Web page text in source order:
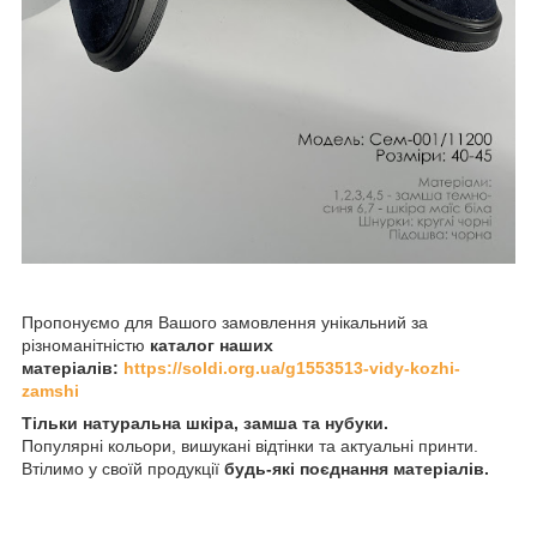
Пропонуємо для Вашого замовлення унікальний за
різноманітністю каталог наших
матеріалів: https://soldi.org.ua/g1553513-vidy-kozhi-
zamshi
Тільки натуральна шкіра, замша та нубуки.
Популярні кольори, вишукані відтінки та актуальні принти.
Втілимо у своїй продукції будь-які поєднання матеріалів.